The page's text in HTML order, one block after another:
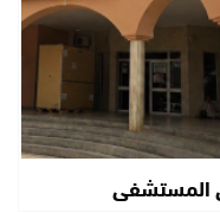
المستشفى